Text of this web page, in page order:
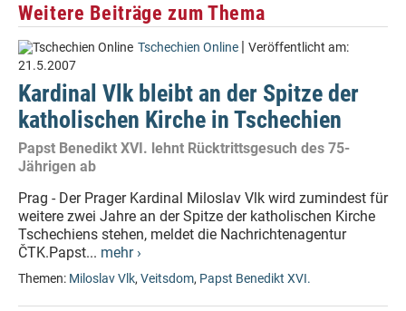
Weitere Beiträge zum Thema
Tschechien Online | Veröffentlicht am:
21.5.2007
Kardinal Vlk bleibt an der Spitze der
katholischen Kirche in Tschechien
Papst Benedikt XVI. lehnt Rücktrittsgesuch des 75-
Jährigen ab
Prag - Der Prager Kardinal Miloslav Vlk wird zumindest für
weitere zwei Jahre an der Spitze der katholischen Kirche
Tschechiens stehen, meldet die Nachrichtenagentur
ČTK.Papst... mehr ›
Themen: Miloslav Vlk, Veitsdom, Papst Benedikt XVI.